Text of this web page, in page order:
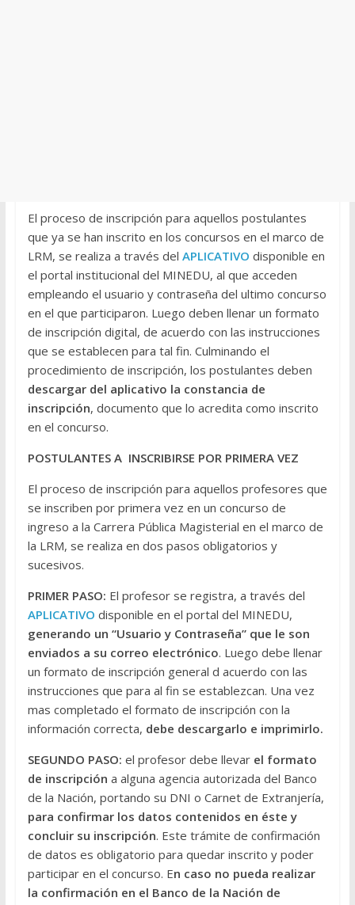
El proceso de inscripción para aquellos postulantes
que ya se han inscrito en los concursos en el marco de
LRM, se realiza a través del APLICATIVO disponible en
el portal institucional del MINEDU, al que acceden
empleando el usuario y contraseña del ultimo concurso
en el que participaron. Luego deben llenar un formato
de inscripción digital, de acuerdo con las instrucciones
que se establecen para tal fin. Culminando el
procedimiento de inscripción, los postulantes deben
descargar del aplicativo la constancia de
inscripción, documento que lo acredita como inscrito
en el concurso.
POSTULANTES A INSCRIBIRSE POR PRIMERA VEZ
El proceso de inscripción para aquellos profesores que
se inscriben por primera vez en un concurso de
ingreso a la Carrera Pública Magisterial en el marco de
la LRM, se realiza en dos pasos obligatorios y
sucesivos.
PRIMER PASO: El profesor se registra, a través del
APLICATIVO disponible en el portal del MINEDU,
generando un “Usuario y Contraseña” que le son
enviados a su correo electrónico. Luego debe llenar
un formato de inscripción general d acuerdo con las
instrucciones que para al fin se establezcan. Una vez
mas completado el formato de inscripción con la
información correcta, debe descargarlo e imprimirlo.
SEGUNDO PASO: el profesor debe llevar el formato
de inscripción a alguna agencia autorizada del Banco
de la Nación, portando su DNI o Carnet de Extranjería,
para confirmar los datos contenidos en éste y
concluir su inscripción. Este trámite de confirmación
de datos es obligatorio para quedar inscrito y poder
participar en el concurso. En caso no pueda realizar
la confirmación en el Banco de la Nación de